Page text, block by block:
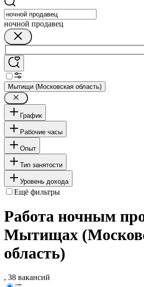
ночной продавец
Мытищи (Московская область)
График
Рабочие часы
Опыт
Тип занятости
Уровень дохода
Ещё фильтры
Работа ночным
Мытищах
область)
, 38 вакансий